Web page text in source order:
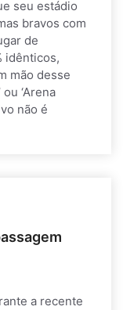
seu estádio
bravos com
de
idênticos,
mão desse
‘Arena
não é
a recente